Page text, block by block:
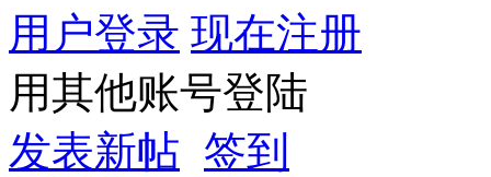
用户登录 现在注册
用其他账号登陆
发表新帖 签到